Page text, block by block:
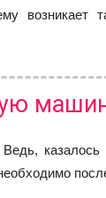
возникает